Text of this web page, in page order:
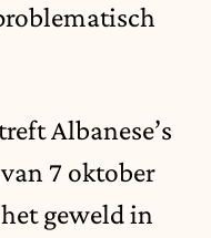
Albanese’s
7 oktober
geweld in